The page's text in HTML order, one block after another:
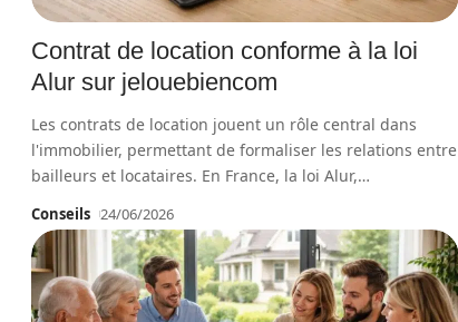
Contrat de location conforme à la loi
Alur sur jelouebiencom
Les contrats de location jouent un rôle central dans
l'immobilier, permettant de formaliser les relations entre
bailleurs et locataires. En France, la loi Alur,…
Conseils 24/06/2026